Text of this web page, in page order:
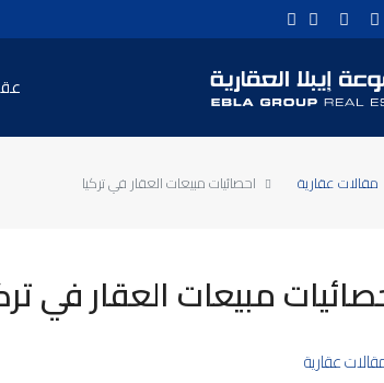
مقالات عقارية احصائيات مبيعات العقار في تركيا
مبيعات العقار في
عقارية